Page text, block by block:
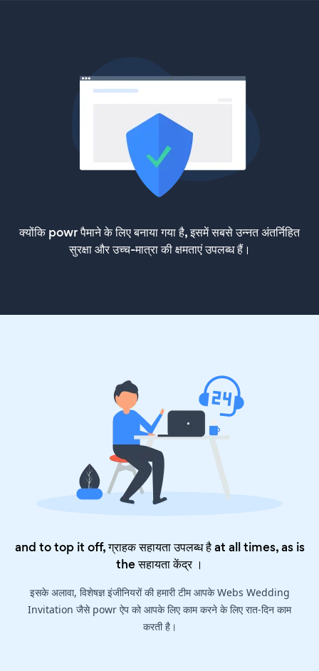
क्योंकि powr पैमाने के लिए बनाया गया है, इसमें सबसे उन्नत अंतर्निहित
सुरक्षा और उच्च-मात्रा की क्षमताएं उपलब्ध हैं।
and to top it off, ग्राहक सहायता उपलब्ध है at all times, as is
theसहायता केंद्र।
इसके अलावा, विशेषज्ञ इंजीनियरों की हमारी टीम आपके Webs Wedding
Invitation जैसे powr ऐप को आपके लिए काम करने के लिए रात-दिन काम
करती है।